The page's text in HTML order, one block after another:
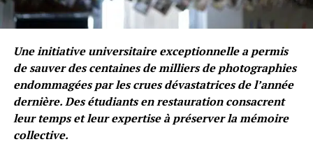
Une initiative universitaire exceptionnelle a permis
de sauver des centaines de milliers de photographies
endommagées par les crues dévastatrices de l’année
dernière. Des étudiants en restauration consacrent
leur temps et leur expertise à préserver la mémoire
collective.